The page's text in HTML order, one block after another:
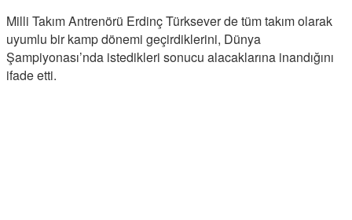
Milli Takım Antrenörü Erdinç Türksever de tüm takım olarak
uyumlu bir kamp dönemi geçirdiklerini, Dünya
Şampiyonası’nda istedikleri sonucu alacaklarına inandığını
ifade etti.